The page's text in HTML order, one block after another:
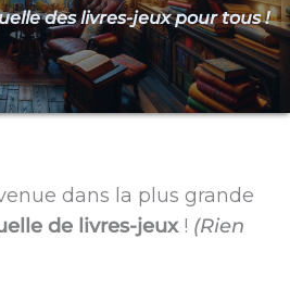
des livres-jeux pour tous !
dans la plus grande
de livres-jeux! (Rien